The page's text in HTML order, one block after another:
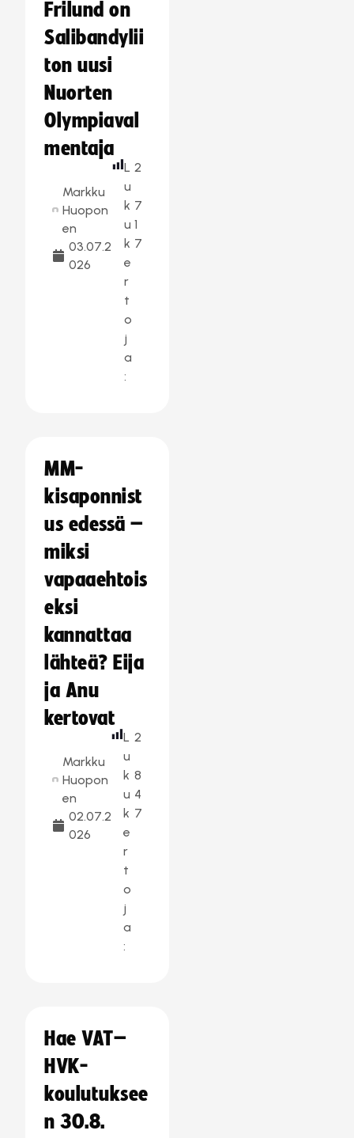
Frilund on
Salibandylii
ton uusi
Nuorten
Olympiaval
mentaja
Markku
Huopon
en
03.07.2
026
L
u
k
u
k
e
r
t
o
j
a
:
2
7
1
7
MM-
kisaponnist
us edessä –
miksi
vapaaehtois
eksi
kannattaa
lähteä? Eija
ja Anu
kertovat
Markku
Huopon
en
02.07.2
026
L
u
k
u
k
e
r
t
o
j
a
:
2
8
4
7
Hae VAT–
HVK-
koulutuksee
n 30.8.